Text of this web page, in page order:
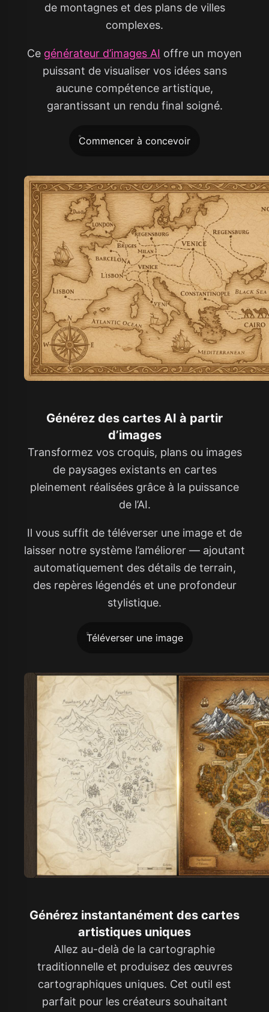
de montagnes et des plans de villes
complexes.
Ce générateur d’images AI offre un moyen
puissant de visualiser vos idées sans
aucune compétence artistique,
garantissant un rendu final soigné.
Commencer à concevoir
Générez des cartes AI à partir
d’images
Transformez vos croquis, plans ou images
de paysages existants en cartes
pleinement réalisées grâce à la puissance
de l’AI.
Il vous suffit de téléverser une image et de
laisser notre système l’améliorer — ajoutant
automatiquement des détails de terrain,
des repères légendés et une profondeur
stylistique.
Téléverser une image
Générez instantanément des cartes
artistiques uniques
Allez au-delà de la cartographie
traditionnelle et produisez des œuvres
cartographiques uniques. Cet outil est
parfait pour les créateurs souhaitant